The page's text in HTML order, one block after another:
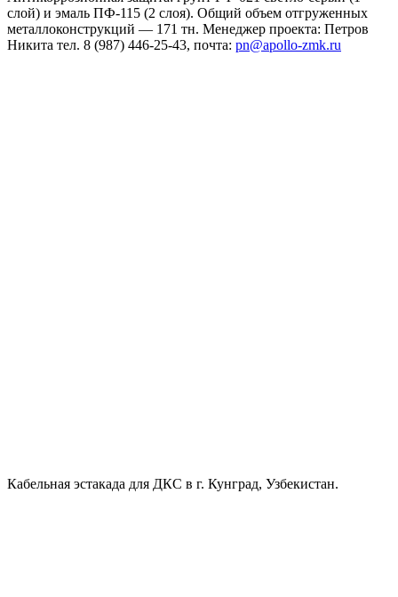
слой) и эмаль ПФ-115 (2 слоя). Общий объем отгруженных
металлоконструкций — 171 тн. Менеджер проекта: Петров
Никита тел. 8 (987) 446-25-43, почта: pn@apollo-zmk.ru
Кабельная эстакада для ДКС в г. Кунград, Узбекистан.